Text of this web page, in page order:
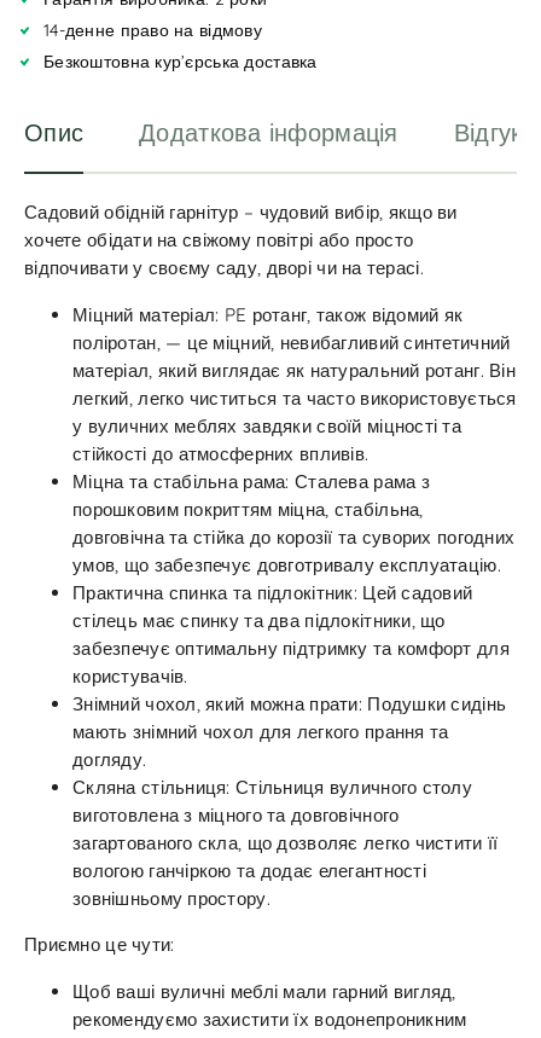
i
14-денне право на відмову
Безкоштовна кур’єрська доставка
Опис Додаткова інформація
Садовий обідній гарнітур – чудовий вибір, якщо ви
хочете обідати на свіжому повітрі або просто
відпочивати у своєму саду, дворі чи на терасі.
Міцний матеріал: PE ротанг, також відомий як
поліротан, — це міцний, невибагливий синтетичний
матеріал, який виглядає як натуральний ротанг. Він
легкий, легко чиститься та часто використовується
у вуличних меблях завдяки своїй міцності та
стійкості до атмосферних впливів.
Міцна та стабільна рама: Сталева рама з
порошковим покриттям міцна, стабільна,
довговічна та стійка до корозії та суворих погодних
умов, що забезпечує довготривалу експлуатацію.
Практична спинка та підлокітник: Цей садовий
стілець має спинку та два підлокітники, що
забезпечує оптимальну підтримку та комфорт для
користувачів.
Знімний чохол, який можна прати: Подушки сидінь
мають знімний чохол для легкого прання та
догляду.
Скляна стільниця: Стільниця вуличного столу
виготовлена з міцного та довговічного
загартованого скла, що дозволяє легко чистити її
вологою ганчіркою та додає елегантності
зовнішньому простору.
Приємно це чути:
Щоб ваші вуличні меблі мали гарний вигляд,
рекомендуємо захистити їх водонепроникним